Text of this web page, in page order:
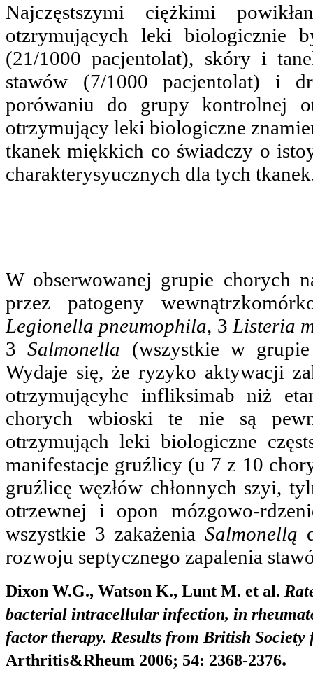
Najczęstszymi ciężkimi
otzrymujących leki biologicznie
(21/1000 pacjentolat), skóry i
stawów (7/1000 pacjentolat) i
porówaniu do grupy kontrolnej
otrzymujący leki biologiczne
tkanek miękkich co świadczy o
charakterysyucznych dla tych
W obserwowanej grupie chorych
przez patogeny
Legionella pneumophila, 3 Listeria
3Salmonella (wszystkie w
Wydaje się, że ryzyko aktywacji
otrzymującyhc infliksimab niż
chorych wbioski te nie są
otrzymująch leki biologiczne
manifestacje gruźlicy (u 7 z 10
gruźlicę węzłów chłonnych szyi,
otrzewnej i opon mózgowo-
wszystkie 3 zakażeniaSalmonellą
rozwoju septycznego zapalenia
Dixon W.G., Watson K., Lunt M. et al.
bacterial intracellular infection, in
factor therapy. Results from British
Arthritis&Rheum 2006; 54: 2368-2376.